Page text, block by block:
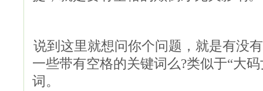
说到这里就想问你个问题，就是有没
一些带有空格的关键词么?类似于“大
词。